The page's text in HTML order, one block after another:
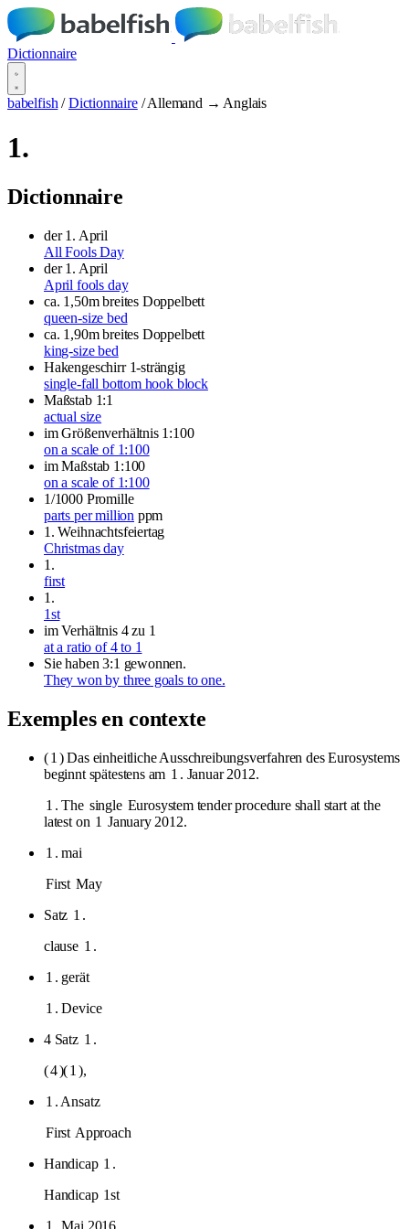
Dictionnaire
babelfish / Dictionnaire / Allemand → Anglais
1.
Dictionnaire
der 1. April
All Fools Day
der 1. April
April fools day
ca. 1,50m breites Doppelbett
queen-size bed
ca. 1,90m breites Doppelbett
king-size bed
Hakengeschirr 1-strängig
single-fall bottom hook block
Maßstab 1:1
actual size
im Größenverhältnis 1:100
on a scale of 1:100
im Maßstab 1:100
on a scale of 1:100
1/1000 Promille
parts per million ppm
1. Weihnachtsfeiertag
Christmas day
1.
first
1.
1st
im Verhältnis 4 zu 1
at a ratio of 4 to 1
Sie haben 3:1 gewonnen.
They won by three goals to one.
Exemples en contexte
(1 ) Das einheitliche Ausschreibungsverfahren des Eurosystems
beginnt spätestens am 1 . Januar 2012.
1 . The single Eurosystem tender procedure shall start at the
latest on 1 January 2012.
1 . mai
First May
Satz 1 .
clause 1 .
1 . gerät
1 . Device
4 Satz 1 .
(4)(1 ),
1 . Ansatz
First Approach
Handicap 1 .
Handicap 1st
1
. Mai 2016